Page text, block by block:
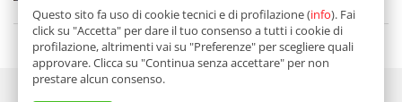
diRedazione
Questo sito fa uso di cookie tecnici e di profilazione (info). Fai
click su "Accetta" per dare il tuo consenso a tutti i cookie di
profilazione, altrimenti vai su "Preferenze" per scegliere quali
approvare. Clicca su "Continua senza accettare" per non
prestare alcun consenso.